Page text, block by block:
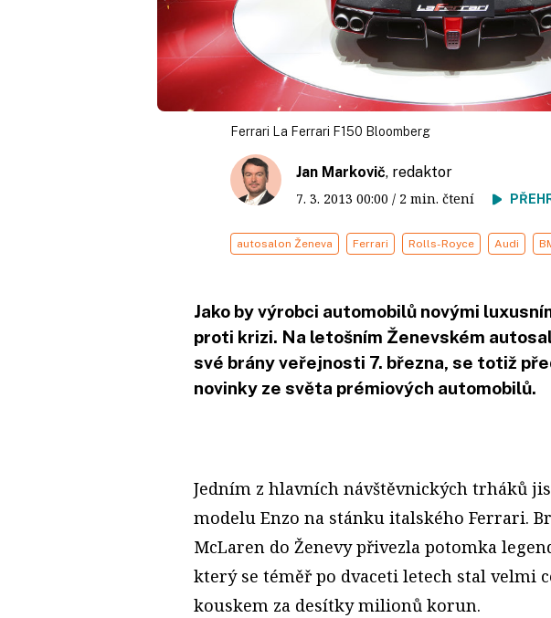
Ferrari La Ferrari F150 Bloomberg
Jan Markovič, redaktor
7. 3. 2013 00:00 / 2 min. čtení
autosalon Ženeva Ferrari Rolls-Royce Audi
Jako by výrobci automobilů novými
proti krizi. Na letošním Ženevském
své brány veřejnosti 7. března, se totiž
novinky ze světa prémiových automobilů.
Jedním z hlavních návštěvnických trháků
modelu Enzo na stánku italského Ferrari.
McLaren do Ženevy přivezla potomka
který se téměř po dvaceti letech stal velmi
kouskem za desítky milionů korun.